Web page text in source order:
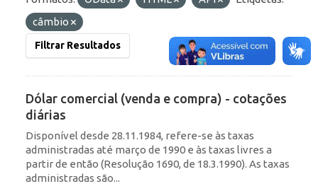
câmbio
Filtrar Resultados
Dólar comercial (venda e compra) - cotações
diárias
Disponível desde 28.11.1984, refere-se às taxas
administradas até março de 1990 e às taxas livres a
partir de então (Resolução 1690, de 18.3.1990). As taxas
administradas são...